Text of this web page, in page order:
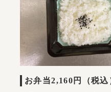
お弁当2,160円（税込